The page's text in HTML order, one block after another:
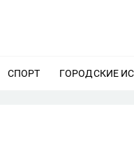
ЕЩЕ
СПОРТ ЕЩЕ
ГОРОДСКИЕ